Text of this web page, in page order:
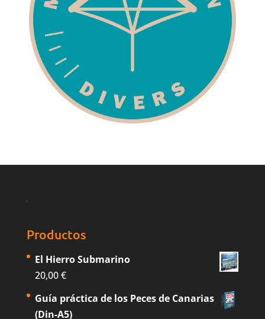
Productos
El Hierro Submarino
20,00€
Guía práctica de los Peces de Canarias
(Din-A5)